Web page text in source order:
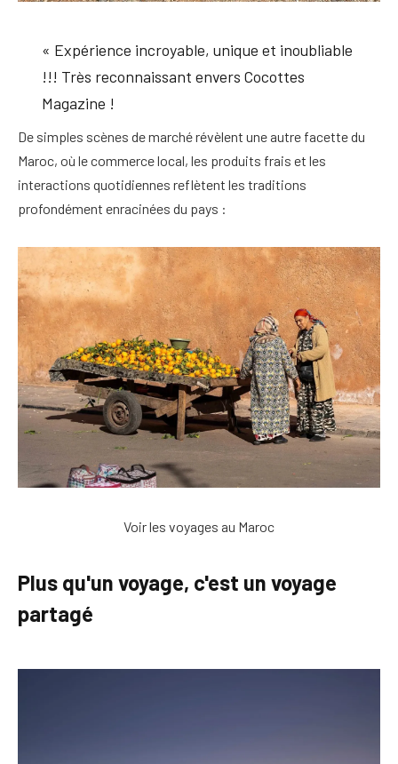
« Expérience incroyable, unique et inoubliable
!!! Très reconnaissant envers Cocottes
Magazine !
De simples scènes de marché révèlent une autre facette du
Maroc, où le commerce local, les produits frais et les
interactions quotidiennes reflètent les traditions
profondément enracinées du pays :
Voir les voyages au Maroc
Plus qu'un voyage, c'est un voyage
partagé